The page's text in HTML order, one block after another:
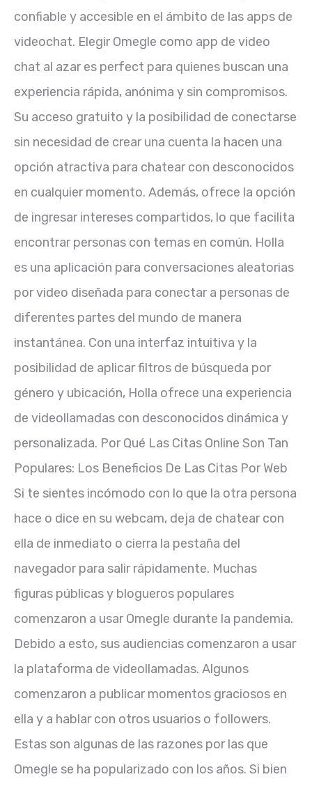
confiable y accesible en el ámbito de las apps de
videochat. Elegir Omegle como app de video
chat al azar es perfect para quienes buscan una
experiencia rápida, anónima y sin compromisos.
Su acceso gratuito y la posibilidad de conectarse
sin necesidad de crear una cuenta la hacen una
opción atractiva para chatear con desconocidos
en cualquier momento. Además, ofrece la opción
de ingresar intereses compartidos, lo que facilita
encontrar personas con temas en común. Holla
es una aplicación para conversaciones aleatorias
por video diseñada para conectar a personas de
diferentes partes del mundo de manera
instantánea. Con una interfaz intuitiva y la
posibilidad de aplicar filtros de búsqueda por
género y ubicación, Holla ofrece una experiencia
de videollamadas con desconocidos dinámica y
personalizada. Por Qué Las Citas Online Son Tan
Populares: Los Beneficios De Las Citas Por Web
Si te sientes incómodo con lo que la otra persona
hace o dice en su webcam, deja de chatear con
ella de inmediato o cierra la pestaña del
navegador para salir rápidamente. Muchas
figuras públicas y blogueros populares
comenzaron a usar Omegle durante la pandemia.
Debido a esto, sus audiencias comenzaron a usar
la plataforma de videollamadas. Algunos
comenzaron a publicar momentos graciosos en
ella y a hablar con otros usuarios o followers.
Estas son algunas de las razones por las que
Omegle se ha popularizado con los años. Si bien